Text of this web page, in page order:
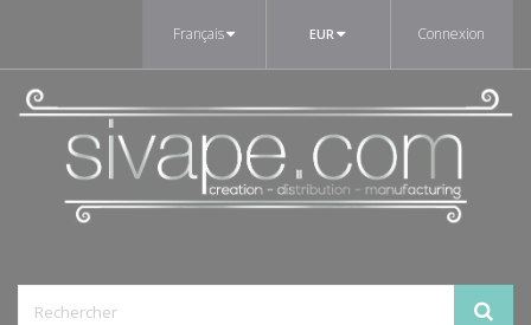
Connexion
EUR
Français